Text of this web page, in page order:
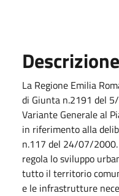
Descrizione
La Regione Emilia
di Giunta n.2191 del
Variante Generale al
in riferimento alla
n.117 del 24/07/
regola lo sviluppo
tutto il territorio
e le infrastrutture